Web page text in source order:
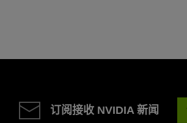
订阅接收 NVIDIA 新闻